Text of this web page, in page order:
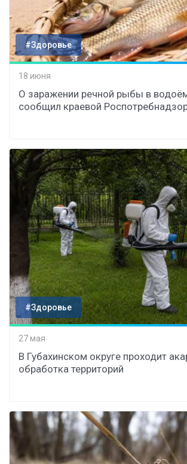
#Здоровье
18 июня
О заражении речной рыбы в
сообщил краевой
#Здоровье
27 мая
В Губахинском округе проходит
обработка территорий